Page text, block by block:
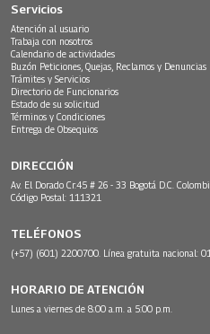
Servicios
Atención al usuario
Trabaja con nosotros
Calendario de actividades
Buzón Peticiones, Quejas, Reclamos y Denuncias
Trámites y Servicios
Directorio de Funcionarios
Estado de su solicitud
Términos y Condiciones
Entrega de Obsequios
DIRECCIÓN
Av. El Dorado Cr.45 # 26 - 33 Bogotá D.C.
Código Postal: 111321
TELÉFONOS
(+57) (601) 2200700. Línea gratuita nacional:
HORARIO DE ATENCIÓN
Lunes a viernes de 8:00 a.m. a 5:00 p.m.